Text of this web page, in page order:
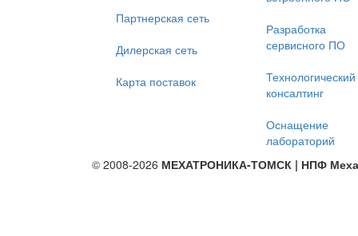
Партнерская сеть
Дилерская сеть
Карта поставок
Разработка
сервисного ПО
Технологический
консалтинг
Оснащение
лабораторий
© 2008-2026 МЕХАТРОНИКА-ТОМСК | НПФ